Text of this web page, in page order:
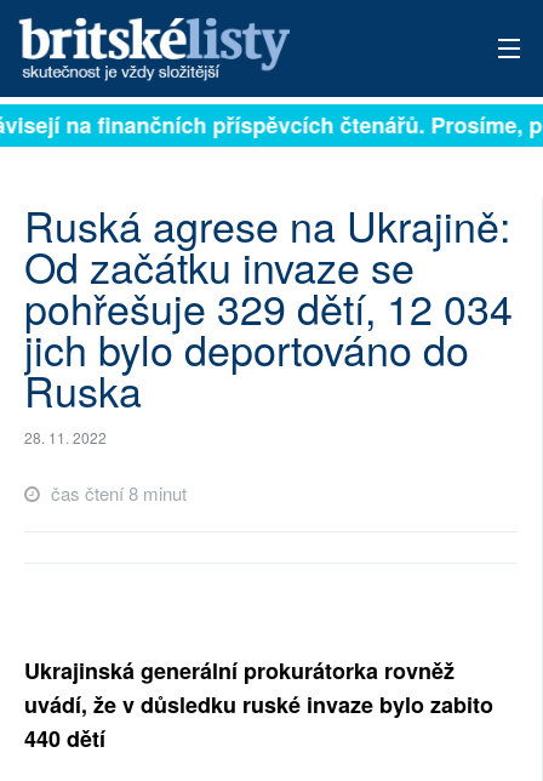
PŘIHLÁSIT
ARCHIV
ROZHOVORY
TÉMATA
NEJČTENĚJŠÍ ZA 7 DNÍ
PLNÁ VERZE STRÁNEK
na finančních příspěvcích čtenářů. Prosíme,
Ruská agrese na Ukrajině:
Od začátku invaze se
pohřešuje 329 dětí, 12 034
jich bylo deportováno do
Ruska
28. 11. 2022
čas čtení 8 minut
Ukrajinská generální prokurátorka rovněž
uvádí, že v důsledku ruské invaze bylo zabito
440 dětí